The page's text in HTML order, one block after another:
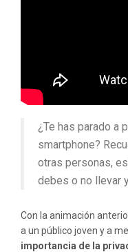
¿Te has parado a
smartphone?
otras personas,
debes o no llevar
Con la animación
a un público joven y a
importancia de la